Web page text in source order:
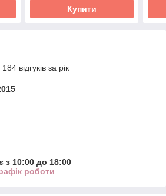
Купити
відгуків за рік
з 10:00 до 18:00
роботи